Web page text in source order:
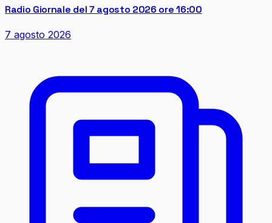
Radio Giornale del 7 agosto 2026 ore 16:00
7 agosto 2026